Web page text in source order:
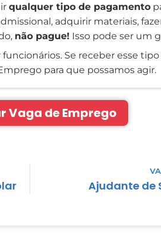
qualquer tipo de pagamento
adquirir materiais,
não pague! Isso pode ser um
Se receber esse
para que possamos agir.
Vaga de Emprego
Ajudante de